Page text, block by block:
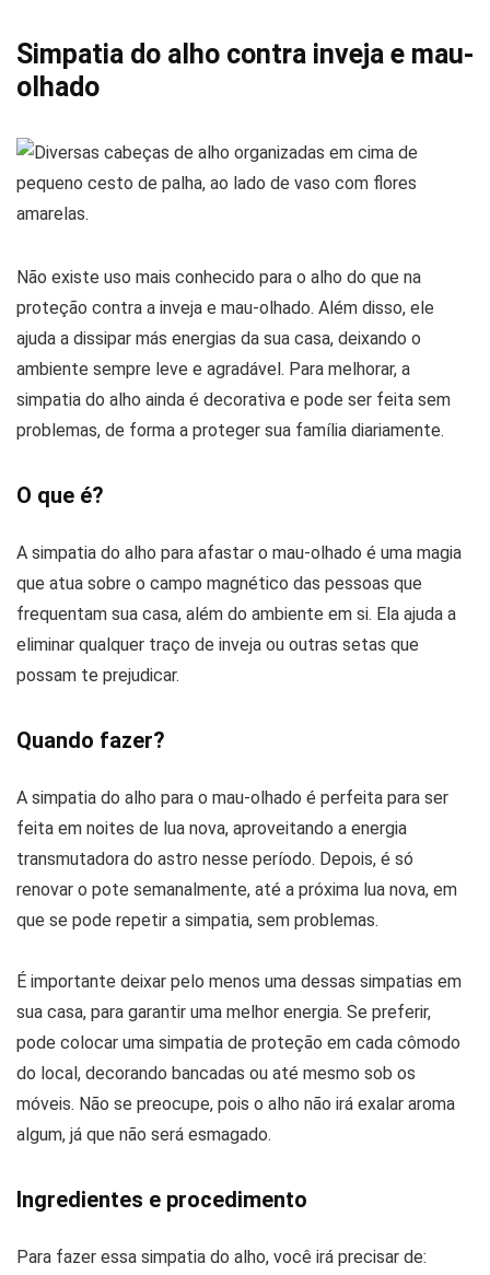
Simpatia do alho contra inveja e mau-
olhado
Não existe uso mais conhecido para o alho do que na
proteção contra a inveja e mau-olhado. Além disso, ele
ajuda a dissipar más energias da sua casa, deixando o
ambiente sempre leve e agradável. Para melhorar, a
simpatia do alho ainda é decorativa e pode ser feita sem
problemas, de forma a proteger sua família diariamente.
O que é?
A simpatia do alho para afastar o mau-olhado é uma magia
que atua sobre o campo magnético das pessoas que
frequentam sua casa, além do ambiente em si. Ela ajuda a
eliminar qualquer traço de inveja ou outras setas que
possam te prejudicar.
Quando fazer?
A simpatia do alho para o mau-olhado é perfeita para ser
feita em noites de lua nova, aproveitando a energia
transmutadora do astro nesse período. Depois, é só
renovar o pote semanalmente, até a próxima lua nova, em
que se pode repetir a simpatia, sem problemas.
É importante deixar pelo menos uma dessas simpatias em
sua casa, para garantir uma melhor energia. Se preferir,
pode colocar uma simpatia de proteção em cada cômodo
do local, decorando bancadas ou até mesmo sob os
móveis. Não se preocupe, pois o alho não irá exalar aroma
algum, já que não será esmagado.
Ingredientes e procedimento
Para fazer essa simpatia do alho, você irá precisar de: